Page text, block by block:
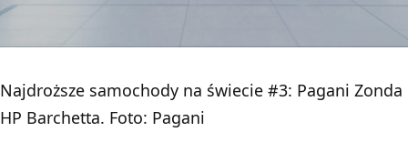
Najdroższe samochody na świecie #3: Pagani Zonda
HP Barchetta. Foto: Pagani